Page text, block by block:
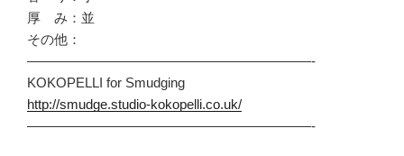
厚 み：並
その他：
—————————————————————-
KOKOPELLI for Smudging
http://smudge.studio-kokopelli.co.uk/
—————————————————————-